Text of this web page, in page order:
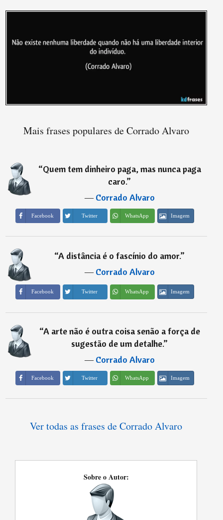
Mais frases populares de Corrado Alvaro
“Quem tem dinheiro paga, mas nunca paga
caro.”
―Corrado Alvaro
Facebook Twitter WhatsApp Imagem
“A distância é o fascínio do amor.”
―Corrado Alvaro
Facebook Twitter WhatsApp Imagem
“A arte não é outra coisa senão a força de
sugestão de um detalhe.”
―Corrado Alvaro
Facebook Twitter WhatsApp Imagem
Ver todas as frases de Corrado Alvaro
Sobre o Autor: